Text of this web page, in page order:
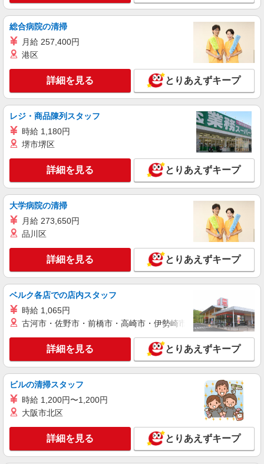
のサポート！
時給1450円〜1937円 ＜日払い有/週払い有/交
詳細を見る
派遣社員
株式会社kotrio /●HR-H-1990103
応募資格は『子供がスキな方』。障がい児の支
時給1350円〜 ■ガソリン代含め交通費全額支
給■日払い・週払いOK
新白島駅〜車5分//車・バイク通勤OK
キープ 詳細を見る
派遣社員
株式会社kotrio /●HR-H-1992254
土橋駅⇒需要のある福祉業界で介護デビュー＊
資格支援あり
時給1350円〜1937円 ＜日払い有/週払い有/交
通費全支給(ガソリン代含む)＞
詳細を見る
株式会社kotrio /●HR-H-2078533
八丁堀駅のデイSTAFF|まずは2ヵ月お試しで
働く＊嬉しい高時給
時給1350円〜1937円 ＜日払い有/週払い有/交
広島市中区 八丁堀駅
キープ 詳細を見る
総合病院の清掃
月給 257,400円
港区
詳細を見る とりあえずキープ
レジ・商品陳列スタッフ
時給 1,180円
堺市堺区
詳細を見る とりあえずキープ
大学病院の清掃
月給 273,650円
品川区
詳細を見る とりあえずキープ
ベルク各店での店内スタッフ
時給 1,065円
古河市・佐野市・前橋市・高崎市・伊勢崎市・太田市・館林市
詳細を見る とりあえずキープ
ビルの清掃スタッフ
時給 1,200円〜1,200円
大阪市北区
詳細を見る とりあえずキープ